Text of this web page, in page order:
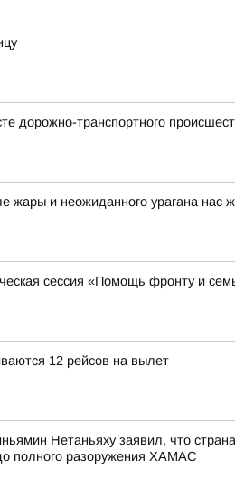
дорожно-транспортного
жары и неожиданного урагана нас
сессия «Помощь фронту и
12 рейсов на вылет
Нетаньяху заявил, что
полного разоружения ХАМАС